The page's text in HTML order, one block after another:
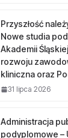
Przyszłość
Nowe studia
Akademii
rozwoju
kliniczna oraz
31 lipca 2026
Administracja
podyplomowe –